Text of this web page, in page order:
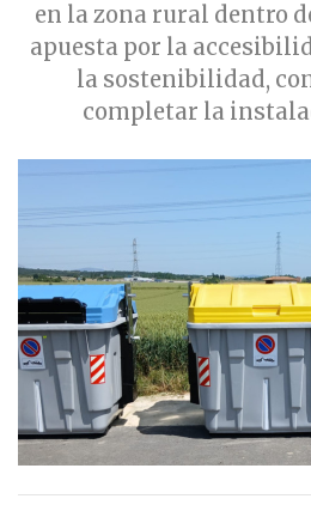
en la zona rural dentro
apuesta por la
la sostenibilidad,
completar la